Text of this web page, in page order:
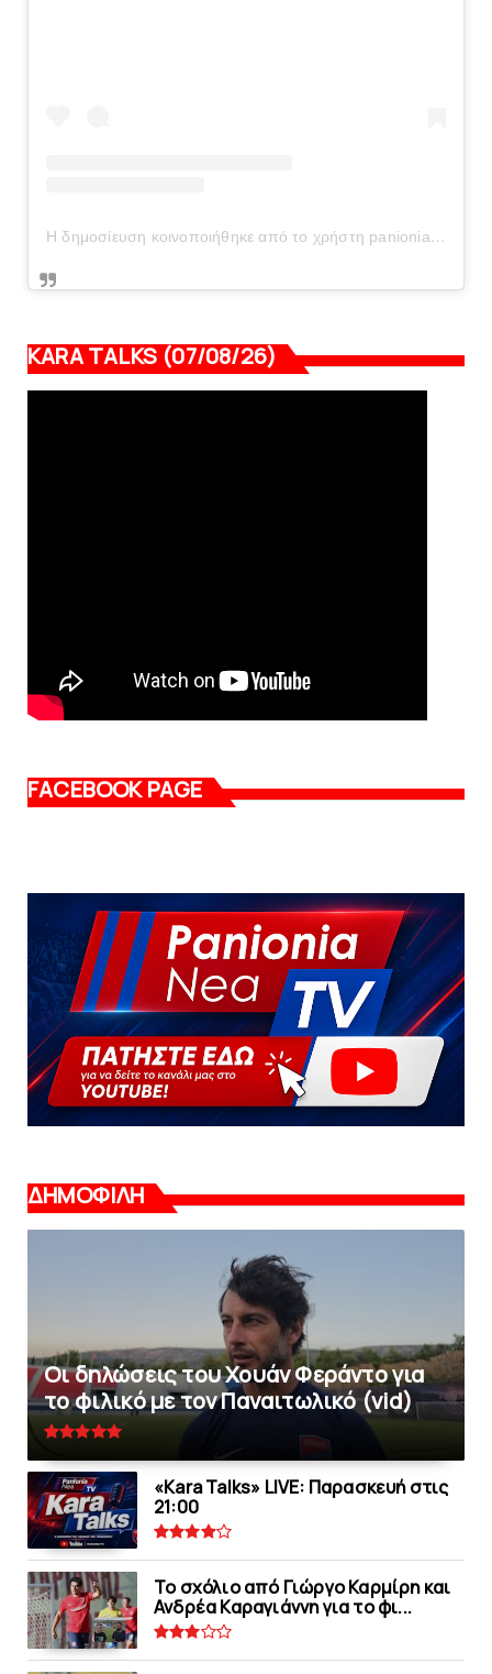
Η δημοσίευση κοινοποιήθηκε από το χρήστη panionianea.gr (@panionianea.gr)
KARA TALKS (07/08/26)
FACEBOOK PAGE
ΔΗΜΟΦΙΛΗ
Οι δηλώσεις του Χουάν Φεράντο για
το φιλικό με τoν Παναιτωλικό (vid)
«Kara Talks» LIVE: Παρασκευή στις
21:00
Το σχόλιο από Γιώργο Καρμίρη και
Ανδρέα Καραγιάννη για το φι...